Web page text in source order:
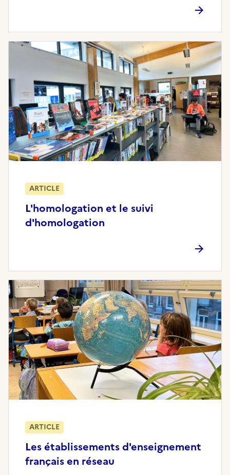
L'homologation et le suivi
d'homologation
ARTICLE
Les établissements d'enseignement
français en réseau
ARTICLE